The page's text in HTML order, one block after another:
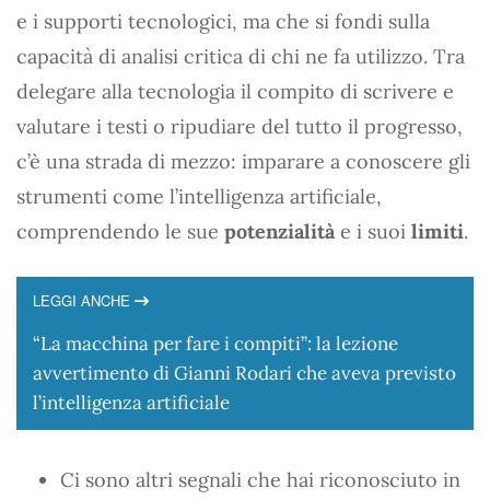
e i supporti tecnologici, ma che si fondi sulla
capacità di analisi critica di chi ne fa utilizzo. Tra
delegare alla tecnologia il compito di scrivere e
valutare i testi o ripudiare del tutto il progresso,
c’è una strada di mezzo: imparare a conoscere gli
strumenti come l’intelligenza artificiale,
comprendendo le sue potenzialità e i suoi limiti.
LEGGI ANCHE
“La macchina per fare i compiti”: la lezione
avvertimento di Gianni Rodari che aveva previsto
l’intelligenza artificiale
Ci sono altri segnali che hai riconosciuto in